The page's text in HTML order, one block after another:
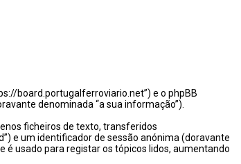
board.portugalferroviario.net”) e o phpBB
denominada “a sua informação”).
ficheiros de texto, transferidos
e um identificador de sessão anónima (doravante
é usado para registar os tópicos lidos, aumentando